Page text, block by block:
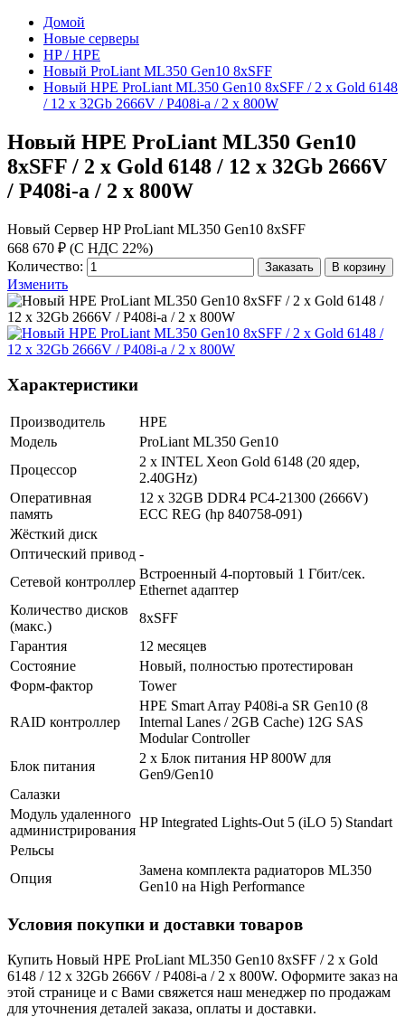
Домой
Новые серверы
HP / HPE
Новый ProLiant ML350 Gen10 8xSFF
Новый HPE ProLiant ML350 Gen10 8xSFF / 2 x Gold 6148
/ 12 x 32Gb 2666V / P408i-a / 2 x 800W
Новый HPE ProLiant ML350 Gen10
8xSFF / 2 x Gold 6148 / 12 x 32Gb 2666V
/ P408i-a / 2 x 800W
Новый Сервер HP ProLiant ML350 Gen10 8xSFF
668 670 ₽ (С НДС 22%)
Количество:
Заказать В корзину
Изменить
Характеристики
Производитель
HPE
Модель
ProLiant ML350 Gen10
Процессор
2 x INTEL Xeon Gold 6148 (20 ядер,
2.40GHz)
Оперативная
память
12 x 32GB DDR4 PC4-21300 (2666V)
ECC REG (hp 840758-091)
Жёсткий диск
Оптический привод -
Сетевой контроллер
Встроенный 4-портовый 1 Гбит/сек.
Ethernet адаптер
Количество дисков
(макс.)
8хSFF
Гарантия
12 месяцев
Состояние
Новый, полностью протестирован
Форм-фактор
Tower
RAID контроллер
HPE Smart Array P408i-a SR Gen10 (8
Internal Lanes / 2GB Cache) 12G SAS
Modular Controller
Блок питания
2 x Блок питания HP 800W для
Gen9/Gen10
Салазки
Модуль удаленного
администрирования
HP Integrated Lights-Out 5 (iLO 5) Standart
Рельсы
Опция
Замена комплекта радиаторов ML350
Gen10 на High Performance
Условия покупки и доставки товаров
Купить Новый HPE ProLiant ML350 Gen10 8xSFF / 2 x Gold
6148 / 12 x 32Gb 2666V / P408i-a / 2 x 800W. Оформите заказ на
этой странице и с Вами свяжется наш менеджер по продажам
для уточнения деталей заказа, оплаты и доставки.